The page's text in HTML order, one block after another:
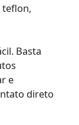
teflon,
Basta
e
direto